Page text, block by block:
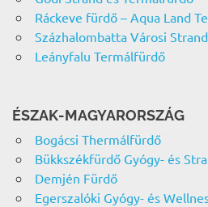
Ráckeve fürdő – Aqua Land
Százhalombatta Városi Strand
Leányfalu Termálfürdő
ÉSZAK-MAGYARORSZÁG
Bogácsi Thermálfürdő
Bükkszékfürdő Gyógy- és
Demjén Fürdő
Egerszalóki Gyógy- és